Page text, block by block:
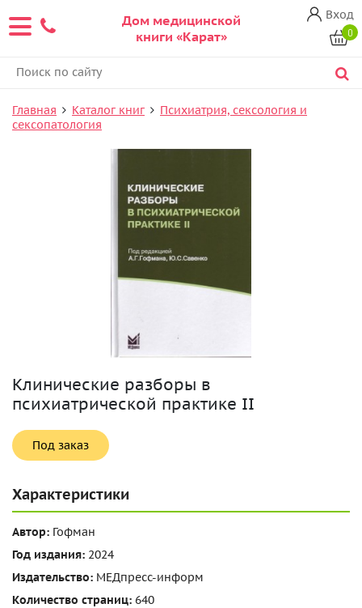
Дом медицинской
книги «Карат»
Вход
0
Главная Каталог книг
Психиатрия, сексология и
сексопатология
Клинические разборы в
психиатрической практике II
Под заказ
Характеристики
Автор: Гофман
Год издания: 2024
Издательство: МЕДпресс-информ
Количество страниц: 640